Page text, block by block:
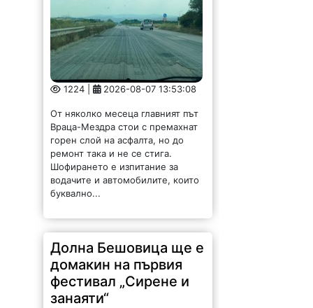
1224 | 2026-08-07 13:53:08
От няколко месеца главният път
Враца-Мездра стои с премахнат
горен слой на асфалта, но до
ремонт така и не се стига.
Шофирането е изпитание за
водачите и автомобилите, които
буквално...
Долна Бешовица ще е
домакин на първия
фестивал „Сирене и
занаяти“